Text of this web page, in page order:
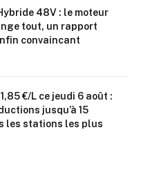
48V : le moteur
tout, un rapport
convaincant
€/L ce jeudi 6 août :
jusqu’à 15
les stations les plus